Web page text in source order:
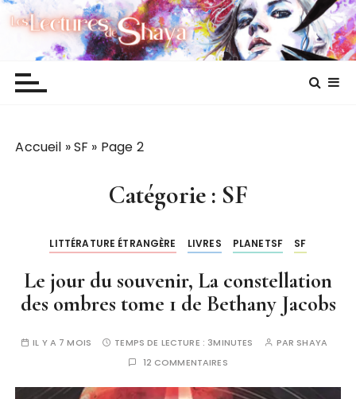
P
Les lectures de Shaya
Accueil »SF » Page 2
Catégorie : SF
LITTÉRATURE ÉTRANGÈRE LIVRES PLANETSF SF
Le jour du souvenir, La constellation
des ombres tome 1 de Bethany Jacobs
IL Y A 7 MOIS TEMPS DE LECTURE : 3MINUTES PAR SHAYA
12 COMMENTAIRES